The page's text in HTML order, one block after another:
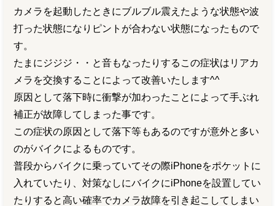
カメラを起動したときにブルブル震えたような状態や波
打った状態になりピントが合わない状態になったもので
す。
たまにジジジ・・と音もなったりするこの症状はリアカ
メラを交換することによって改善いたします^^
原因として落下時に衝撃が加わったことによって手ぶれ
補正が故障してしまった事です。
この症状の原因として落下等もあるのですが意外と多い
のがバイクによるものです。
普段からバイクに乗っていてその際iPhoneをポケットに
入れていたり、対策なしにバイクにiPhoneを設置してい
たりすると高い確率でカメラ故障を引き起こしてしまい